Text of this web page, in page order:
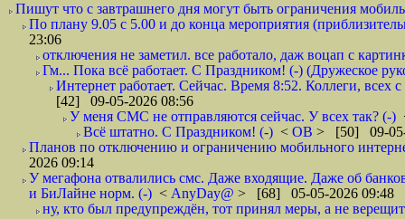
Пишут что с завтрашнего дня могут быть ограничения
По плану 9.05 с 5.00 и до конца мероприятия
23:06
отключения не заметил. все работало, даж воцап с
Гм... Пока всё работает. С Праздником! (-) (Дружеское
Интернет работает. Сейчас. Время 8:52. Коллеги,
[42] 09-05-2026 08:56
У меня СМС не отправляются сейчас. У всех так? (-)
Всё штатно. С Праздником! (-) < ОВ > [50] 09-05-
Планов по отключению и ограничению мобильного
2026 09:14
У мегафона отвалились смс. Даже входящие. Даже об
и БиЛайне норм. (-) < AnyDay@ > [68] 05-05-2026 09:48
ну, кто был предупреждён, тот принял меры, а не